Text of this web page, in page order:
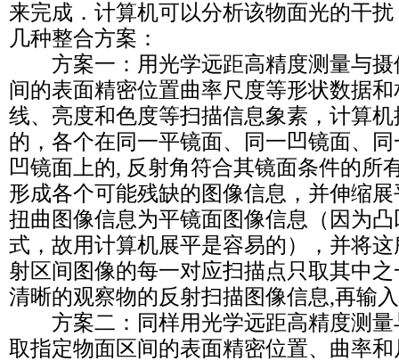
来完成．计算机可以分析该物面光的干
几种整合方案：
方案一：用光学远距高精度测量与摄
间的表面精密位置曲率尺度等形状数据
线、亮度和色度等扫描信息象素，计算
的，各个在同一平镜面、同一凹镜面、
凹镜面上的, 反射角符合其镜面条件的所
形成各个可能残缺的图像信息，并伸缩
扭曲图像信息为平镜面图像信息（因为
式，故用计算机展平是容易的），并将
射区间图像的每一对应扫描点只取其中
清晰的观察物的反射扫描图像信息,再输
方案二：同样用光学远距高精度测量
取指定物面区间的表面精密位置、曲率